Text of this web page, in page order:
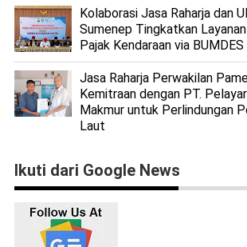
Kolaborasi Jasa Raharja dan
Sumenep Tingkatkan
Pajak Kendaraan via BUMDES
Jasa Raharja Perwakilan
Kemitraan dengan PT.
Makmur untuk Perlindungan
Laut
Ikuti dari Google News